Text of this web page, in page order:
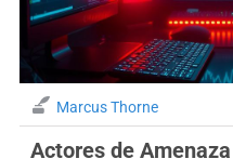
Marcus Thorne
Actores de